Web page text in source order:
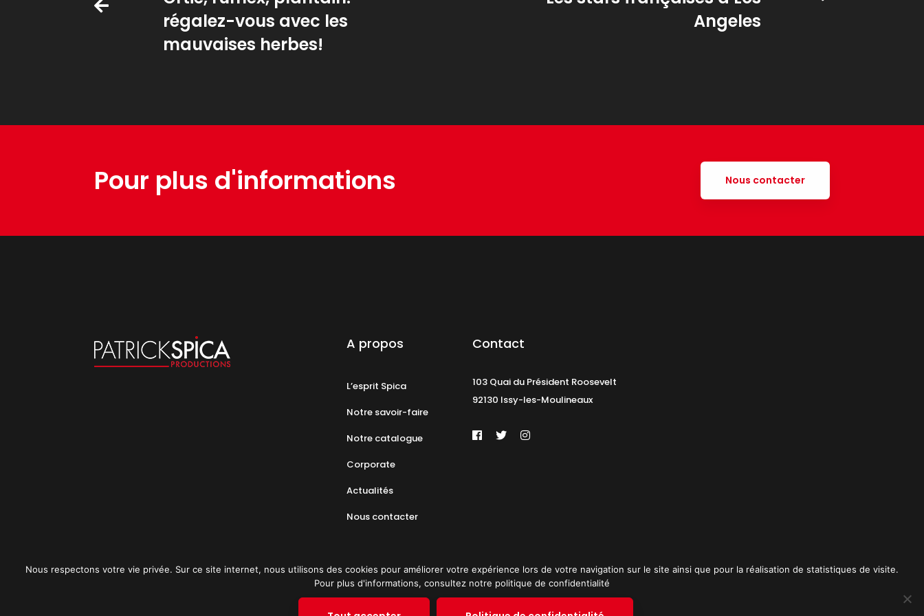
régalez-vous avec les
mauvaises herbes!
Angeles
Pour plus d'informations Nous contacter
A propos
L’esprit Spica
Notre savoir-faire
Notre catalogue
Corporate
Actualités
Nous contacter
Contact
103 Quai du Président Roosevelt
92130 Issy-les-Moulineaux
Politique de confidentialité Plan du site © 2019 PATRICK SPICA PRODUCTIONS. Tous droits réservés.
Nous respectons votre vie privée. Sur ce site internet, nous utilisons des cookies pour améliorer votre expérience lors de votre navigation sur le site ainsi que pour la réalisation de statistiques de visite.
Pour plus d'informations, consultez notre politique de confidentialité